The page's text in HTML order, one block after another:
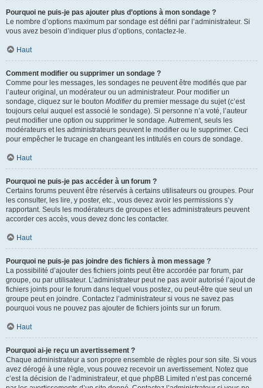
Pourquoi ne puis-je pas ajouter plus d’options à mon sondage ?
Le nombre d’options maximum par sondage est défini par l’administrateur. Si
vous avez besoin d’indiquer plus d’options, contactez-le.
Haut
Comment modifier ou supprimer un sondage ?
Comme pour les messages, les sondages ne peuvent être modifiés que par
l’auteur original, un modérateur ou un administrateur. Pour modifier un
sondage, cliquez sur le bouton Modifierdu premier message du sujet (c’est
toujours celui auquel est associé le sondage). Si personne n’a voté, l’auteur
peut modifier une option ou supprimer le sondage. Autrement, seuls les
modérateurs et les administrateurs peuvent le modifier ou le supprimer. Ceci
pour empêcher le trucage en changeant les intitulés en cours de sondage.
Haut
Pourquoi ne puis-je pas accéder à un forum ?
Certains forums peuvent être réservés à certains utilisateurs ou groupes. Pour
les consulter, les lire, y poster, etc., vous devez avoir les permissions s’y
rapportant. Seuls les modérateurs de groupes et les administrateurs peuvent
accorder ces accès, vous devez donc les contacter.
Haut
Pourquoi ne puis-je pas joindre des fichiers à mon message ?
La possibilité d’ajouter des fichiers joints peut être accordée par forum, par
groupe, ou par utilisateur. L’administrateur peut ne pas avoir autorisé l’ajout de
fichiers joints pour le forum dans lequel vous postez, ou peut-être que seul un
groupe peut en joindre. Contactez l’administrateur si vous ne savez pas
pourquoi vous ne pouvez pas ajouter de fichiers joints sur un forum.
Haut
Pourquoi ai-je reçu un avertissement ?
Chaque administrateur a son propre ensemble de règles pour son site. Si vous
avez dérogé à une règle, vous pouvez recevoir un avertissement. Notez que
c’est la décision de l’administrateur, et que phpBB Limited n’est pas concerné